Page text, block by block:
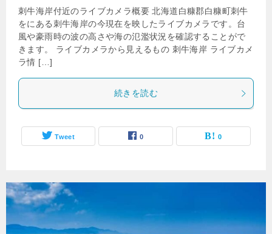
刺牛海岸付近のライブカメラ概要 北海道白糠郡白糠町刺牛
をにある刺牛海岸の今現在を映したライブカメラです。台
風や豪雨時の波の高さや海の氾濫状況を確認することがで
きます。 ライブカメラから見えるもの 刺牛海岸 ライブカメ
ラ情 […]
続きを読む
Tweet 0 0